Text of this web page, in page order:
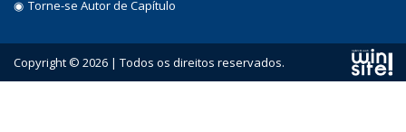
Torne-se Autor de Capítulo
Copyright © 2026 | Todos os direitos reservados.